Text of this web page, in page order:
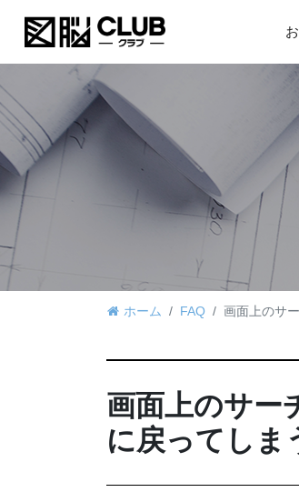
ホーム FAQ 画面上のサ
画面上のサー
に戻ってしま